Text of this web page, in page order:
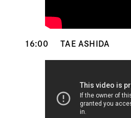
16:00 TAE ASHIDA